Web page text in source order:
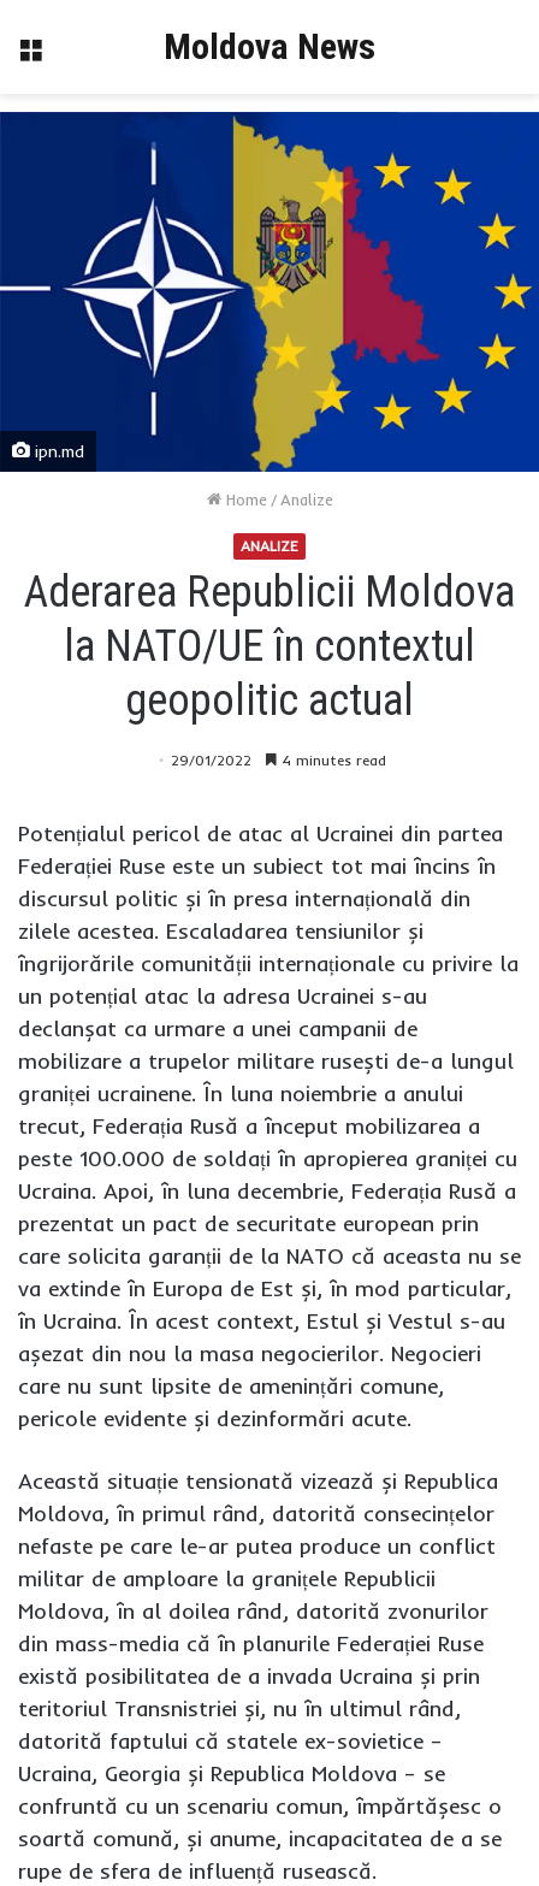
Menu Moldova News
ipn.md
Home / Analize
ANALIZE
Aderarea Republicii Moldova
la NATO/UE în contextul
geopolitic actual
29/01/2022 4 minutes read
Potențialul pericol de atac al Ucrainei din partea
Federației Ruse este un subiect tot mai încins în
discursul politic și în presa internațională din
zilele acestea. Escaladarea tensiunilor și
îngrijorările comunității internaționale cu privire la
un potențial atac la adresa Ucrainei s-au
declanșat ca urmare a unei campanii de
mobilizare a trupelor militare rusești de-a lungul
graniței ucrainene. În luna noiembrie a anului
trecut, Federația Rusă a început mobilizarea a
peste 100.000 de soldați în apropierea graniței cu
Ucraina. Apoi, în luna decembrie, Federația Rusă a
prezentat un pact de securitate european prin
care solicita garanții de la NATO că aceasta nu se
va extinde în Europa de Est și, în mod particular,
în Ucraina. În acest context, Estul și Vestul s-au
așezat din nou la masa negocierilor. Negocieri
care nu sunt lipsite de amenințări comune,
pericole evidente și dezinformări acute.
Această situație tensionată vizează și Republica
Moldova, în primul rând, datorită consecințelor
nefaste pe care le-ar putea produce un conflict
militar de amploare la granițele Republicii
Moldova, în al doilea rând, datorită zvonurilor
din mass-media că în planurile Federației Ruse
există posibilitatea de a invada Ucraina și prin
teritoriul Transnistriei și, nu în ultimul rând,
datorită faptului că statele ex-sovietice –
Ucraina, Georgia și Republica Moldova – se
confruntă cu un scenariu comun, împărtășesc o
soartă comună, și anume, incapacitatea de a se
rupe de sfera de influență rusească.